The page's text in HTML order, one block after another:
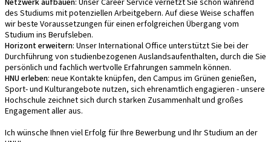
Netzwerk aufbauen: Unser Career Service vernetzt Sie schon während
des Studiums mit potenziellen Arbeitgebern. Auf diese Weise schaffen
wir beste Voraussetzungen für einen erfolgreichen Übergang vom
Studium ins Berufsleben.
Horizont erweitern: Unser International Office unterstützt Sie bei der
Durchführung von studienbezogenen Auslandsaufenthalten, durch die Sie
persönlich und fachlich wertvolle Erfahrungen sammeln können.
HNU erleben: neue Kontakte knüpfen, den Campus im Grünen genießen,
Sport- und Kulturangebote nutzen, sich ehrenamtlich engagieren - unsere
Hochschule zeichnet sich durch starken Zusammenhalt und großes
Engagement aller aus.
Ich wünsche Ihnen viel Erfolg für Ihre Bewerbung und Ihr Studium an der